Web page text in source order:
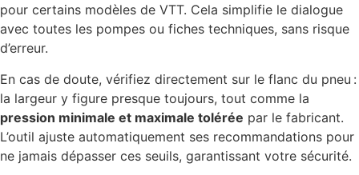
pour certains modèles de VTT. Cela simplifie le dialogue
avec toutes les pompes ou fiches techniques, sans risque
d’erreur.
En cas de doute, vérifiez directement sur le flanc du pneu :
la largeur y figure presque toujours, tout comme la
pression minimale et maximale tolérée par le fabricant.
L’outil ajuste automatiquement ses recommandations pour
ne jamais dépasser ces seuils, garantissant votre sécurité.